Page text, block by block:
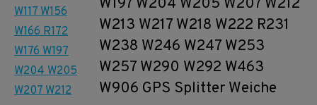
W197 W204 W205 W207 W212
W213 W217 W218 W222 R231
W238 W246 W247 W253
W257 W290 W292 W463
W906 GPS Splitter Weiche